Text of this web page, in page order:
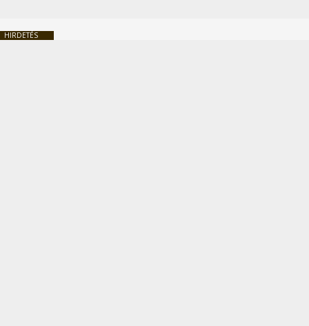
HIRDETÉS